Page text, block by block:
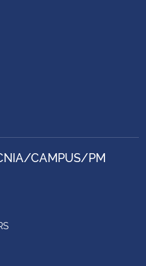
CAMPUS/PM